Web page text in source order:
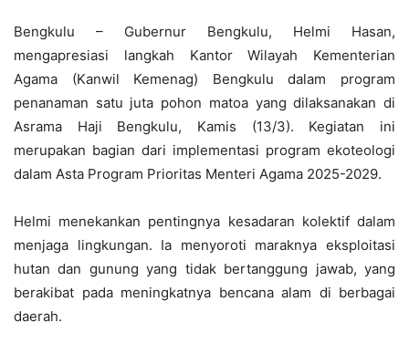
Bengkulu – Gubernur Bengkulu, Helmi Hasan,
mengapresiasi langkah Kantor Wilayah Kementerian
Agama (Kanwil Kemenag) Bengkulu dalam program
penanaman satu juta pohon matoa yang dilaksanakan di
Asrama Haji Bengkulu, Kamis (13/3). Kegiatan ini
merupakan bagian dari implementasi program ekoteologi
dalam Asta Program Prioritas Menteri Agama 2025-2029.
Helmi menekankan pentingnya kesadaran kolektif dalam
menjaga lingkungan. Ia menyoroti maraknya eksploitasi
hutan dan gunung yang tidak bertanggung jawab, yang
berakibat pada meningkatnya bencana alam di berbagai
daerah.